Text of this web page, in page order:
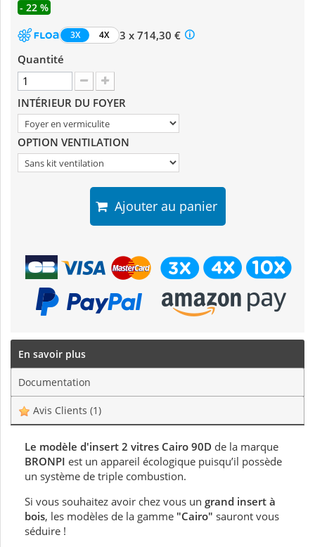
- 22 %
3X 4X
3 x 714,30 €
Quantité
INTÉRIEUR DU FOYER
OPTION VENTILATION
Ajouter au panier
En savoir plus
Documentation
Avis Clients (1)
Le modèle d'insert 2 vitres Cairo 90D de la marque
BRONPI est un appareil écologique puisqu’il possède
un système de triple combustion.
Si vous souhaitez avoir chez vous un grand insert à
bois, les modèles de la gamme "Cairo" sauront vous
séduire !